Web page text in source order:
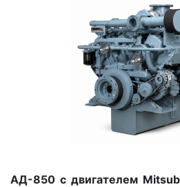
АД-850 с двигателем